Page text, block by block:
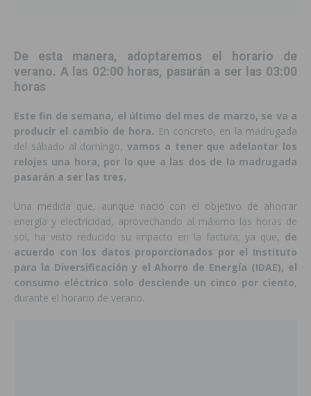
De esta manera, adoptaremos el horario de
verano. A las 02:00 horas, pasarán a ser las 03:00
horas
Este fin de semana, el último del mes de marzo, se va a
producir el cambio de hora. En concreto, en la madrugada
del sábado al domingo,vamos a tener que adelantar los
relojes una hora, por lo que a las dos de la madrugada
pasarán a ser las tres.
Una medida que, aunque nació con el objetivo de ahorrar
energía y electricidad, aprovechando al máximo las horas de
sol, ha visto reducido su impacto en la factura; ya que, de
acuerdo con los datos proporcionados por el Instituto
para la Diversificación y el Ahorro de Energía (IDAE), el
consumo eléctrico solo desciende un cinco por ciento,
durante el horario de verano.